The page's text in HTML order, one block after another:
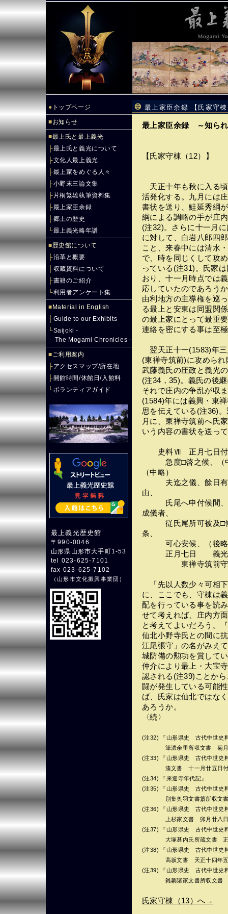
● トップページ
■お知らせ
■最上氏と最上義光
├最上氏と義光について
├文化人最上義光
├最上家をめぐる人々
├小野末三論文集
├ 片桐繁雄執筆資料集
├最上家臣余録
├郷土の歴史
└最上義光略年譜
■歴史館について
├沿革と概要
├収蔵資料について
├書籍のご紹介
└利用者アンケート集
■ Material in English
├Guide to our Exhibits
└Saijoki -
The Mogami Chronicles -
■ご利用案内
├アクセスマップ/所在地
├開館時間/休館日/入館料
└ボランティアガイド
最上義光歴史館
〒990-0046
山形県山形市大手町1-53
tel 023-625-7101
fax 023-625-7102
（山形市文化振興事業団 ）
最上家臣余録 【氏家守
最上家臣余録 ～知ら
【氏家守棟（12）】
天正十年も秋に入る
活発化する。九月には
書状を送り、鮭延秀綱
綱による調略の手が庄
(注32)。さらに十一月
に対して、白岩八郎四
こと、来春中には清水
で、時を同じくして攻
っている(注31)。氏家
おり、十一月時点では
応していたのであろう
由利地方の主導権を巡
る最上と安東は同盟関
の最上家にとって最重
連絡を密にする事は至
翌天正十一(1583)年
(東禅寺筑前)に攻めら
武藤義氏の圧政と義光
(注34，35)。義氏の後
それで庄内の争乱が収
(1584)年には義興・東
思を伝えている(注36)
月に、東禅寺筑前へ氏
いう内容の書状を送っ
史料Ⅶ 正月七日付
急度□啓之候、（中
（中略）
夫迄之儀、餘日有間
由、
氏尾へ申付候間、少
成儀者、
従氏尾所可被及□候
条、
可心安候、（後略
正月七日 義光(
東禅寺筑前守
「先以人数少々可相
に、ここでも、守棟は
配を行っている事を読
せて考えれば、庄内方
と考えてよいだろう。
仙北小野寺氏との間に
江尾張守」の名がみえ
城防備の勲功を賞して
仲介により最上・大宝
認される(注39)ことか
闘が発生している可能
ば、氏家は仙北ではな
あろうか。
〈続〉
(注32) 『山形県史 古代中世史
筆濃余里所収文書 菊月二
(注33) 『山形県史 古代中世史
湊文書 十一月廿五日付
(注34) 『来迎寺年代記』
(注35) 『山形県史 古代中世史
別集奥羽文書纂所収文書
(注36) 『山形県史 古代中世史
上杉家文書 卯月廿八日
(注37) 『山形県史 古代中世史
大塚甚内氏所蔵文書 正月
(注38) 『山形県史 古代中世史
高坂文書 天正十四年五月
(注39) 『山形県史 古代中世史
雑纂諸家文書所収文書 十
氏家守棟（13）へ→